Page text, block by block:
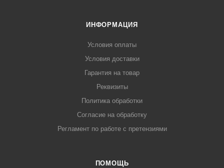
ИНФОРМАЦИЯ
Условия оплаты
Условия доставки
Гарантия на товар
Реквизиты
Политика обработки
Согласие на обработку
Регламент по работе с претензиями
ПОМОЩЬ